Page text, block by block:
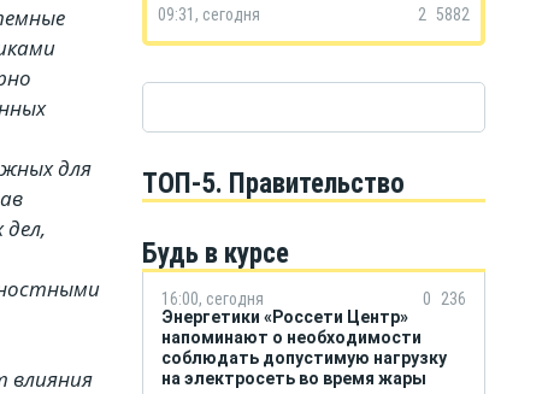
для
влияния
09:31, сегодня
2 5882
ТОП-5. Правительство
Будь в курсе
16:00, сегодня 0
236
Энергетики «Россети Центр»
напоминают о необходимости
соблюдать допустимую нагрузку
на электросеть во время жары